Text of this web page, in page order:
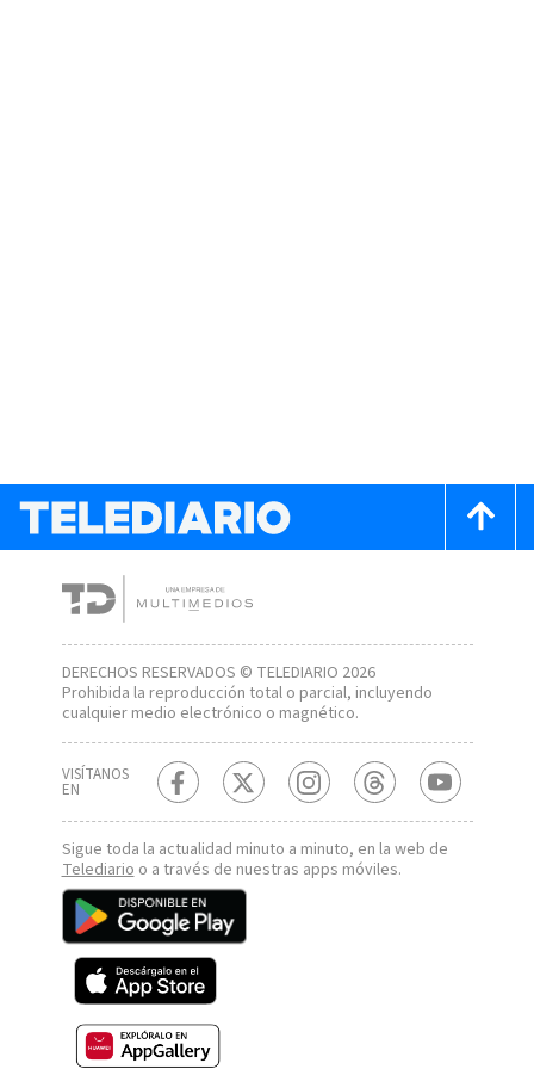
DERECHOS RESERVADOS © TELEDIARIO 2026
Prohibida la reproducción total o parcial, incluyendo
cualquier medio electrónico o magnético.
VISÍTANOS
EN
Sigue toda la actualidad minuto a minuto, en la web de
Telediarioo a través de nuestras apps móviles.